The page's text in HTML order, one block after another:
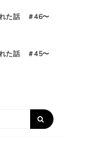
た話 ＃46〜
た話 ＃45〜